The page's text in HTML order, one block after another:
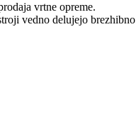
vrtne opreme.
vedno delujejo brezhibno